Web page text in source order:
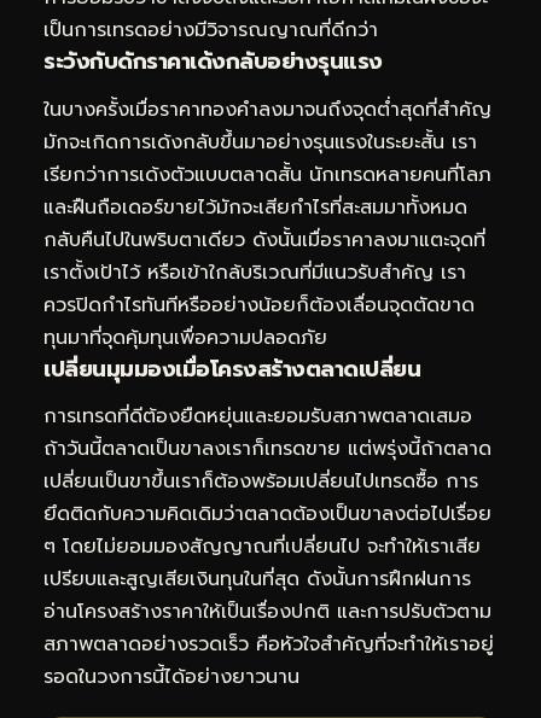
เป็นการเทรดอย่างมีวิจารณญาณที่ดีกว่า
ระวังกับดักราคาเด้งกลับอย่างรุนแรง
ในบางครั้งเมื่อราคาทองคำลงมาจนถึงจุดต่ำสุดที่สำคัญ
มักจะเกิดการเด้งกลับขึ้นมาอย่างรุนแรงในระยะสั้น เรา
เรียกว่าการเด้งตัวแบบตลาดสั้น นักเทรดหลายคนที่โลภ
และฝืนถือเดอร์ขายไว้มักจะเสียกำไรที่สะสมมาทั้งหมด
กลับคืนไปในพริบตาเดียว ดังนั้นเมื่อราคาลงมาแตะจุดที่
เราตั้งเป้าไว้ หรือเข้าใกล้บริเวณที่มีแนวรับสำคัญ เรา
ควรปิดกำไรทันทีหรืออย่างน้อยก็ต้องเลื่อนจุดตัดขาด
ทุนมาที่จุดคุ้มทุนเพื่อความปลอดภัย
เปลี่ยนมุมมองเมื่อโครงสร้างตลาดเปลี่ยน
การเทรดที่ดีต้องยืดหยุ่นและยอมรับสภาพตลาดเสมอ
ถ้าวันนี้ตลาดเป็นขาลงเราก็เทรดขาย แต่พรุ่งนี้ถ้าตลาด
เปลี่ยนเป็นขาขึ้นเราก็ต้องพร้อมเปลี่ยนไปเทรดซื้อ การ
ยึดติดกับความคิดเดิมว่าตลาดต้องเป็นขาลงต่อไปเรื่อย
ๆ โดยไม่ยอมมองสัญญาณที่เปลี่ยนไป จะทำให้เราเสีย
เปรียบและสูญเสียเงินทุนในที่สุด ดังนั้นการฝึกฝนการ
อ่านโครงสร้างราคาให้เป็นเรื่องปกติ และการปรับตัวตาม
สภาพตลาดอย่างรวดเร็ว คือหัวใจสำคัญที่จะทำให้เราอยู่
รอดในวงการนี้ได้อย่างยาวนาน